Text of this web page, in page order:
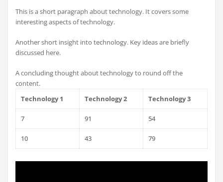
This is a short paragraph about technology. It covers some
interesting aspects of technology.
Another short insight into technology. Key ideas are briefly
discussed here.
A concluding thought about technology to round off the
content.
Technology 1
Technology 2 Technology 3
7 91 54
10 43 79